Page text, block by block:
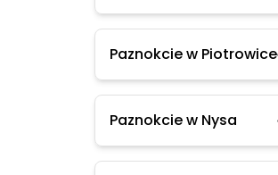
Paznokcie w Piotrowice
Paznokcie w Nysa